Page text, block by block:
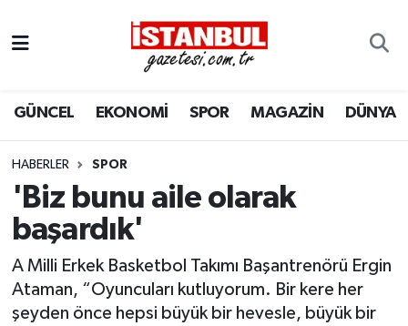
GÜNCEL EKONOMİ SPOR MAGAZİN DÜNYA
HABERLER SPOR
'Biz bunu aile olarak
başardık'
A Milli Erkek Basketbol Takımı Başantrenörü Ergin
Ataman, “Oyuncuları kutluyorum. Bir kere her
şeyden önce hepsi büyük bir hevesle, büyük bir
EKONOMİ
İSTANBUL
DÜNYA
MAGAZİN
Nöbetçi Eczaneler
Hava Durumu
Trafik Durumu
Süper Lig Puan Durumu ve Fikstür
Son Dakika Haberleri